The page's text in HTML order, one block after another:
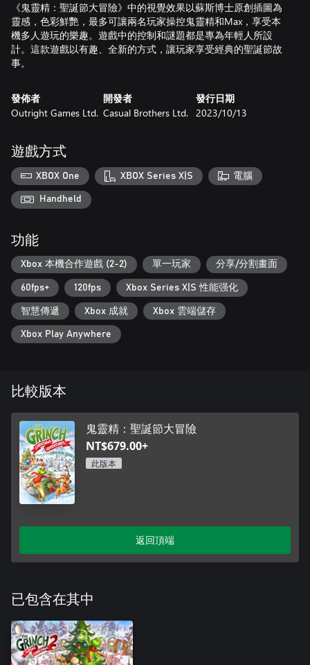
《鬼靈精：聖誕節大冒險》中的視覺效果以蘇斯博士原創插圖為
靈感，色彩鮮艷，最多可讓兩名玩家操控鬼靈精和Max，享受本
機多人遊玩的樂趣。遊戲中的控制和謎題都是專為年輕人所設
計。這款遊戲以有趣、全新的方式，讓玩家享受經典的聖誕節故
事。
發佈者
Outright Games Ltd.
開發者
Casual Brothers Ltd.
發行日期
2023/10/13
遊戲方式
XBOX One XBOX Series X|S 電腦
Handheld
功能
Xbox 本機合作遊戲 (2-2) 單一玩家 分享/分割畫面
60fps+ 120fps Xbox Series X|S 性能强化
智慧傳遞 Xbox 成就 Xbox 雲端儲存
Xbox Play Anywhere
比較版本
鬼靈精：聖誕節大冒險
NT$679.00+
此版本
返回頂端
已包含在其中